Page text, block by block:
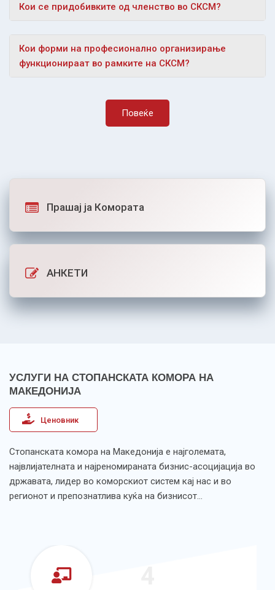
Кои се придобивките од членство во СКСМ?
Кои форми на професионално организирање
функционираат во рамките на СКСМ?
Повеќе
Прашај ја Комората
АНКЕТИ
УСЛУГИ НА СТОПАНСКАТА КОМОРА НА
МАКЕДОНИЈА
Ценовник
Стопанската комора на Македонија е најголемата,
највлијателната и најреномираната бизнис-асоцијација во
државата, лидер во коморскиот систем кај нас и во
регионот и препознатлива куќа на бизнисот…